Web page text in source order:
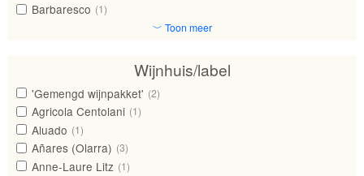
Barbaresco (1)
﹀ Toon meer
Wijnhuis/label
'Gemengd wijnpakket' (2)
Agricola Centolani (1)
Aluado (1)
Añares (Olarra) (3)
Anne-Laure Litz (1)